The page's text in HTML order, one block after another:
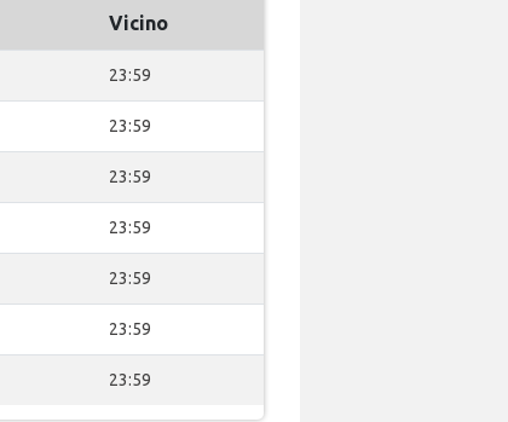
Vicino
23:59
23:59
23:59
23:59
23:59
23:59
23:59